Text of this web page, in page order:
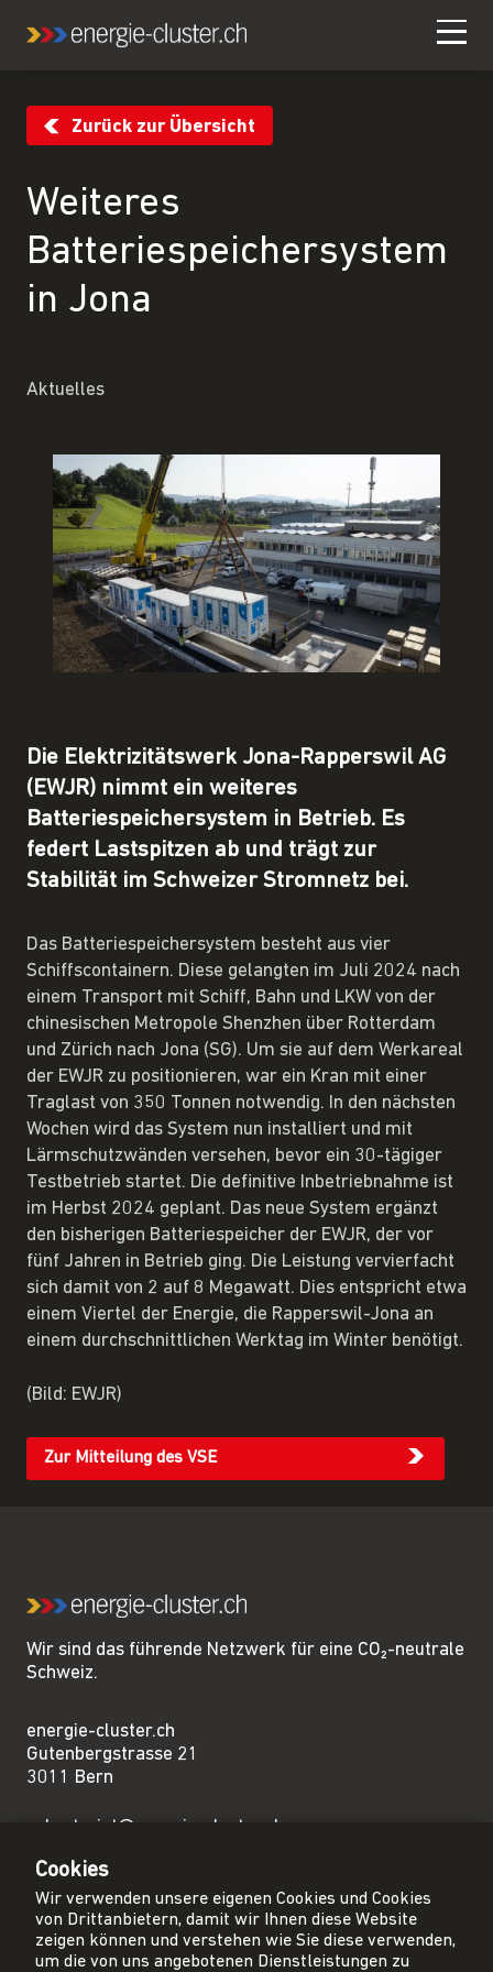
Zurück zur Übersicht
Weiteres
Batteriespeichersystem
in Jona
Aktuelles
Die Elektrizitätswerk Jona-Rapperswil AG
(EWJR) nimmt ein weiteres
Batteriespeichersystem in Betrieb. Es
federt Lastspitzen ab und trägt zur
Stabilität im Schweizer Stromnetz bei.
Das Batteriespeichersystem besteht aus vier
Schiffscontainern. Diese gelangten im Juli 2024 nach
einem Transport mit Schiff, Bahn und LKW von der
chinesischen Metropole Shenzhen über Rotterdam
und Zürich nach Jona (SG). Um sie auf dem Werkareal
der EWJR zu positionieren, war ein Kran mit einer
Traglast von 350 Tonnen notwendig. In den nächsten
Wochen wird das System nun installiert und mit
Lärmschutzwänden versehen, bevor ein 30-tägiger
Testbetrieb startet. Die definitive Inbetriebnahme ist
im Herbst 2024 geplant. Das neue System ergänzt
den bisherigen Batteriespeicher der EWJR, der vor
fünf Jahren in Betrieb ging. Die Leistung vervierfacht
sich damit von 2 auf 8 Megawatt. Dies entspricht etwa
einem Viertel der Energie, die Rapperswil-Jona an
einem durchschnittlichen Werktag im Winter benötigt.
(Bild: EWJR)
Zur Mitteilung des VSE
Wir sind das führende Netzwerk für eine CO₂-neutrale
Schweiz.
energie-cluster.ch
Gutenbergstrasse 21
3011 Bern
sekretariat@energie-cluster.ch
Privacy Policy
Cookies
Wir verwenden unsere eigenen Cookies und Cookies
von Drittanbietern, damit wir Ihnen diese Website
zeigen können und verstehen wie Sie diese verwenden,
um die von uns angebotenen Dienstleistungen zu